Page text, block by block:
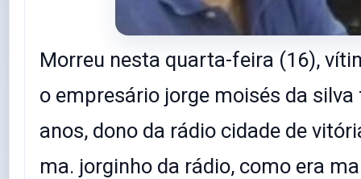
Morreu nesta quarta-feira (16),
o empresário jorge moisés da silva
anos, dono da rádio cidade de
ma. jorginho da rádio, como era